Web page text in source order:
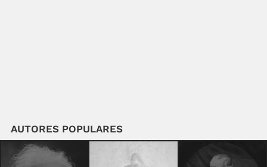
AUTORES POPULARES